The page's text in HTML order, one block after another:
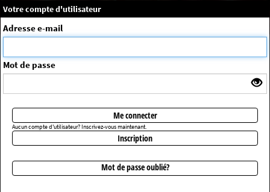
Message système
La séance choisie n'a pas été trouvée
Votre compte d'utilisateur
Adresse e-mail
Mot de passe
Me connecter
Aucun compte d'utilisateur? Inscrivez-vous maintenant.
Inscription
Mot de passe oublié?